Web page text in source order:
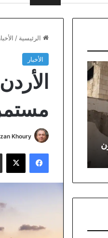
الرئيسية / الأخبار
الأخبار
Khoury
فيسبوك ‫X